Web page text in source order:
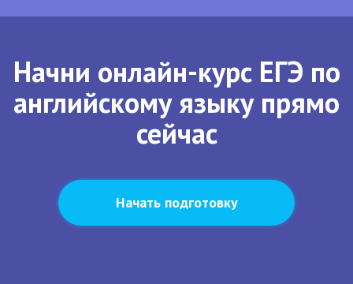
Начни онлайн-курс ЕГЭ по
английскому языку прямо
сейчас
Начать подготовку